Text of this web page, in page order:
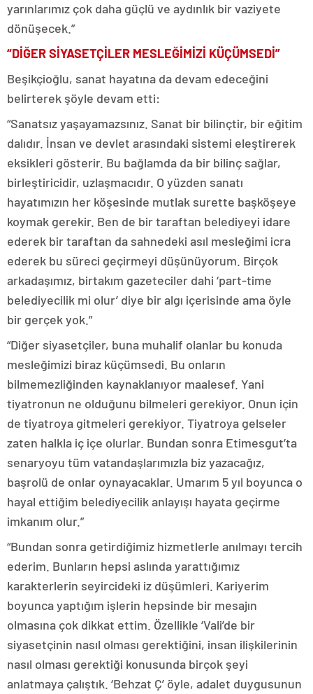
yarınlarımız çok daha güçlü ve aydınlık bir vaziyete
dönüşecek.”
“DİĞER SİYASETÇİLER MESLEĞİMİZİ KÜÇÜMSEDİ”
Beşikçioğlu, sanat hayatına da devam edeceğini
belirterek şöyle devam etti:
“Sanatsız yaşayamazsınız. Sanat bir bilinçtir, bir eğitim
dalıdır. İnsan ve devlet arasındaki sistemi eleştirerek
eksikleri gösterir. Bu bağlamda da bir bilinç sağlar,
birleştiricidir, uzlaşmacıdır. O yüzden sanatı
hayatımızın her köşesinde mutlak surette başköşeye
koymak gerekir. Ben de bir taraftan belediyeyi idare
ederek bir taraftan da sahnedeki asıl mesleğimi icra
ederek bu süreci geçirmeyi düşünüyorum. Birçok
arkadaşımız, birtakım gazeteciler dahi ‘part-time
belediyecilik mi olur’ diye bir algı içerisinde ama öyle
bir gerçek yok.”
“Diğer siyasetçiler, buna muhalif olanlar bu konuda
mesleğimizi biraz küçümsedi. Bu onların
bilmemezliğinden kaynaklanıyor maalesef. Yani
tiyatronun ne olduğunu bilmeleri gerekiyor. Onun için
de tiyatroya gitmeleri gerekiyor. Tiyatroya gelseler
zaten halkla iç içe olurlar. Bundan sonra Etimesgut’ta
senaryoyu tüm vatandaşlarımızla biz yazacağız,
başrolü de onlar oynayacaklar. Umarım 5 yıl boyunca o
hayal ettiğim belediyecilik anlayışı hayata geçirme
imkanım olur.”
“Bundan sonra getirdiğimiz hizmetlerle anılmayı tercih
ederim. Bunların hepsi aslında yarattığımız
karakterlerin seyircideki iz düşümleri. Kariyerim
boyunca yaptığım işlerin hepsinde bir mesajın
olmasına çok dikkat ettim. Özellikle ‘Vali’de bir
siyasetçinin nasıl olması gerektiğini, insan ilişkilerinin
nasıl olması gerektiği konusunda birçok şeyi
anlatmaya çalıştık. ‘Behzat Ç’ öyle, adalet duygusunun